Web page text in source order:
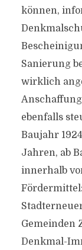
können,
Sanierung
wirklich
ebenfalls
Baujahr
Jahren, ab
innerhalb
Gemeinden
Denkmal-